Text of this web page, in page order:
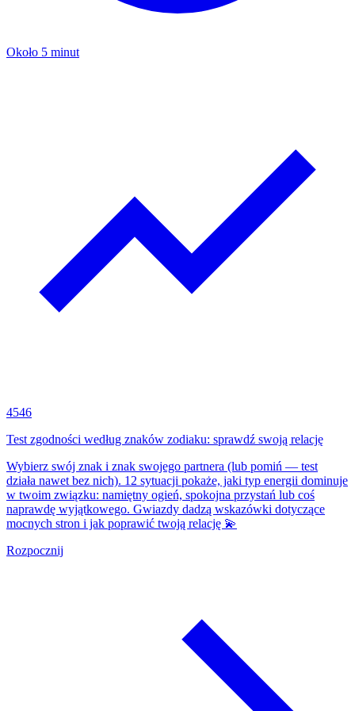
Około 5 minut
4546
Test zgodności według znaków zodiaku: sprawdź swoją relację
Wybierz swój znak i znak swojego partnera (lub pomiń — test
działa nawet bez nich). 12 sytuacji pokaże, jaki typ energii dominuje
w twoim związku: namiętny ogień, spokojna przystań lub coś
naprawdę wyjątkowego. Gwiazdy dadzą wskazówki dotyczące
mocnych stron i jak poprawić twoją relację 💫
Rozpocznij